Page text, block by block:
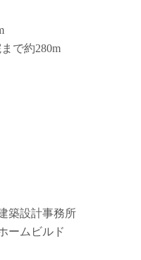
で約280m
設計事務所
ムビルド